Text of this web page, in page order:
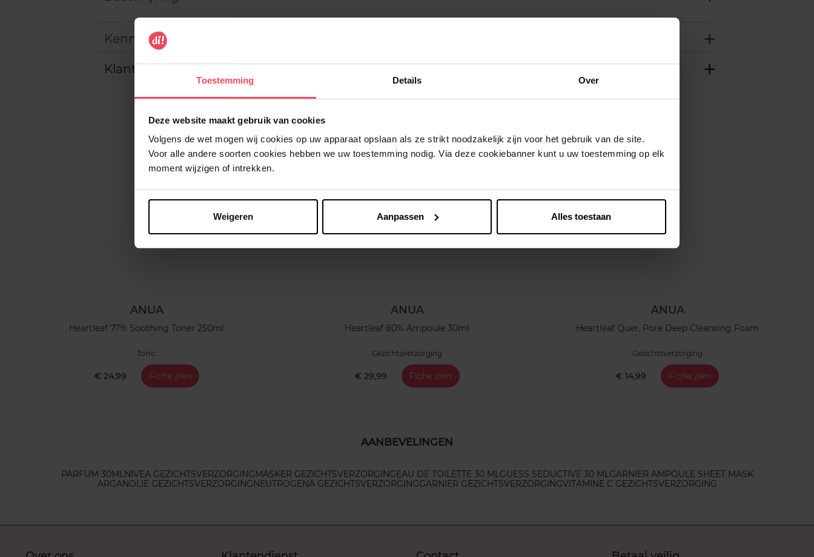
Toestemming Details Over
Deze website maakt gebruik van cookies
Volgens de wet mogen wij cookies op uw apparaat opslaan als ze strikt noodzakelijk zijn voor het gebruik van de site.
Voor alle andere soorten cookies hebben we uw toestemming nodig. Via deze cookiebanner kunt u uw toestemming op elk
moment wijzigen of intrekken.
Weigeren Aanpassen Alles toestaan
Kenmerken
Klantereview
Nog iets vergeten ?
ANUA
Heartleaf 77% Soothing Toner 250ml
Tonic
€ 24,99 Fiche zien
ANUA
Heartleaf 80% Ampoule 30ml
Gezichtsverzorging
€ 29,99 Fiche zien
ANUA
Heartleaf Quer. Pore Deep Cleansing Foam
Gezichtsverzorging
€ 14,99 Fiche zien
AANBEVELINGEN
PARFUM 30ML NIVEA GEZICHTSVERZORGINGMASKER GEZICHTSVERZORGINGEAU DE TOILETTE 30 ML GUESS SEDUCTIVE 30 ML GARNIER AMPOULE SHEET MASK
ARGANOLIE GEZICHTSVERZORGINGNEUTROGENA GEZICHTSVERZORGINGGARNIER GEZICHTSVERZORGINGVITAMINE C GEZICHTSVERZORGING